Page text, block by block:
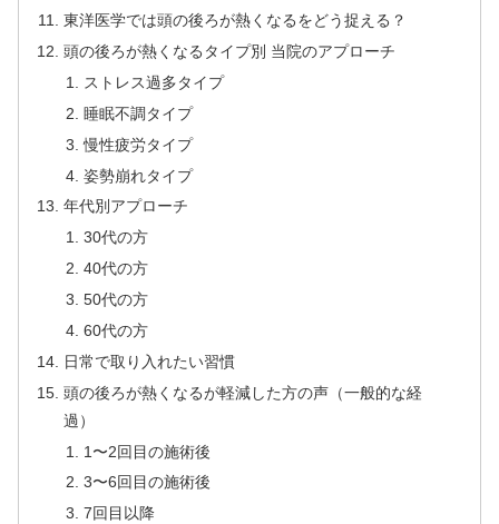
東洋医学では頭の後ろが熱くなるをどう捉える？
頭の後ろが熱くなるタイプ別 当院のアプローチ
ストレス過多タイプ
睡眠不調タイプ
慢性疲労タイプ
姿勢崩れタイプ
年代別アプローチ
30代の方
40代の方
50代の方
60代の方
日常で取り入れたい習慣
頭の後ろが熱くなるが軽減した方の声（一般的な経
過）
1〜2回目の施術後
3〜6回目の施術後
7回目以降